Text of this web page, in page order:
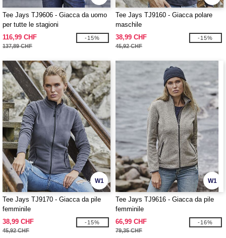
Tee Jays TJ9606 - Giacca da uomo
per tutte le stagioni
116,99 CHF
137,89 CHF
-15%
Tee Jays TJ9160 - Giacca polare
maschile
38,99 CHF
45,92 CHF
-15%
W1
Tee Jays TJ9170 - Giacca da pile
femminile
38,99 CHF
45,92 CHF
-15%
W1
Tee Jays TJ9616 - Giacca da pile
femminile
66,99 CHF
79,35 CHF
-16%